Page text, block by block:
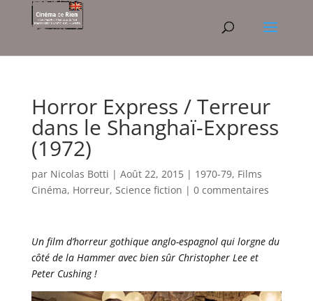
Horror Express / Terreur
dans le Shanghaï-Express
(1972)
par Nicolas Botti | Août 22, 2015| 1970-79, Films
Cinéma, Horreur, Science fiction | 0 commentaires
Un film d’horreur gothique anglo-espagnol qui lorgne du
côté de la Hammer avec bien sûr Christopher Lee et
Peter Cushing !